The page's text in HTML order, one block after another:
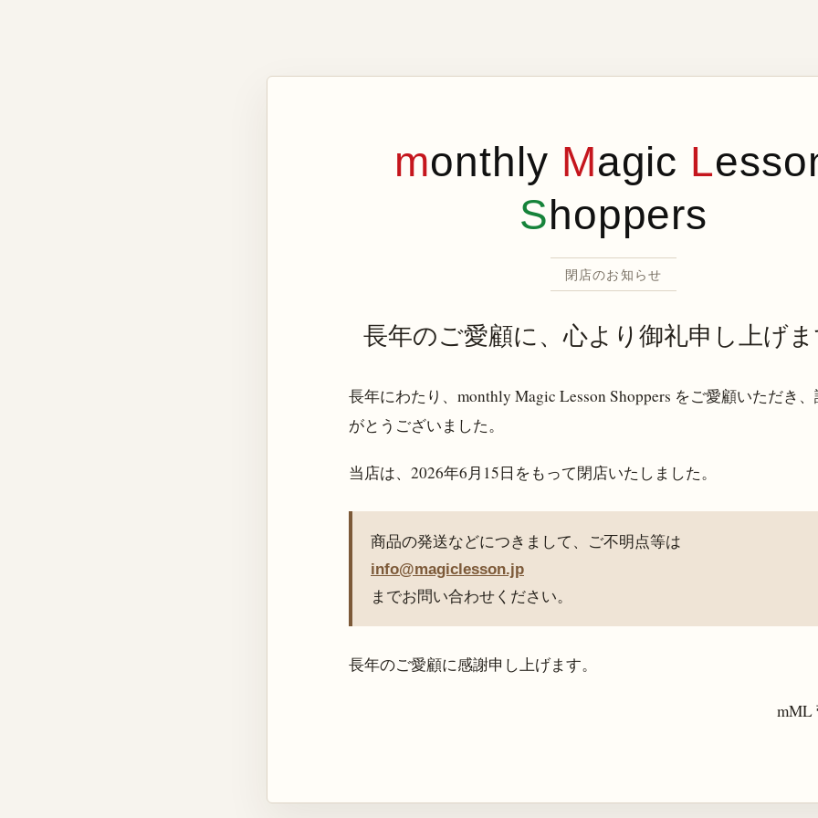
monthly Magic L
Shoppers
閉店のお知らせ
長年のご愛顧に、心より御礼申し上げ
長年にわたり、monthly Magic Lesson Shoppers をご愛顧いただき
がとうございました。
当店は、 2026年6月15日 をもって閉店いたしました。
商品の発送などにつきまして、ご不明点等は
info@magiclesson.jp
までお問い合わせください。
長年のご愛顧に感謝申し上げます。
mML